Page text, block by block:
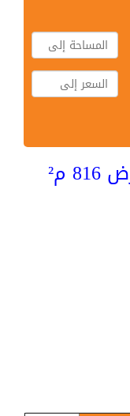
للبيع بالقاهرة الجديدة أرض 816 م²